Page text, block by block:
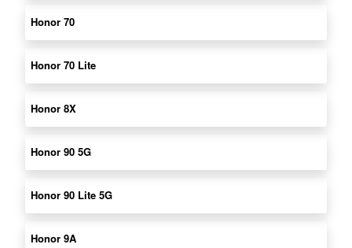
Honor 70
Honor 70 Lite
Honor 8X
Honor 90 5G
Honor 90 Lite 5G
Honor 9A